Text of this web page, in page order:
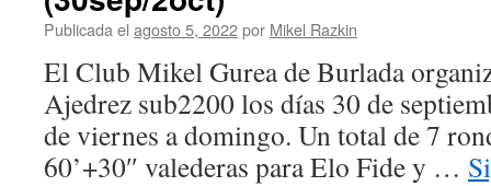
Publicada el agosto 5, 2022por Mikel Razkin
El Club Mikel Gurea de Burlada
Ajedrez sub2200 los días 30 de
de viernes a domingo. Un total de 7
60’+30″ valederas para Elo Fide y …